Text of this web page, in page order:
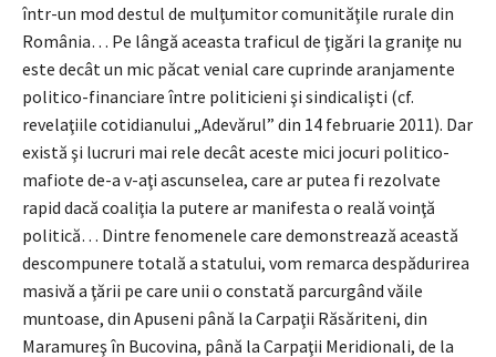
într-un mod destul de mulţumitor comunităţile rurale din
România… Pe lângă aceasta traficul de ţigări la graniţe nu
este decât un mic păcat venial care cuprinde aranjamente
politico-financiare între politicieni şi sindicalişti (cf.
revelaţiile cotidianului „Adevărul” din 14 februarie 2011). Dar
există şi lucruri mai rele decât aceste mici jocuri politico-
mafiote de-a v-aţi ascunselea, care ar putea fi rezolvate
rapid dacă coaliţia la putere ar manifesta o reală voinţă
politică… Dintre fenomenele care demonstrează această
descompunere totală a statului, vom remarca despădurirea
masivă a ţării pe care unii o constată parcurgând văile
muntoase, din Apuseni până la Carpaţii Răsăriteni, din
Maramureş în Bucovina, până la Carpaţii Meridionali, de la